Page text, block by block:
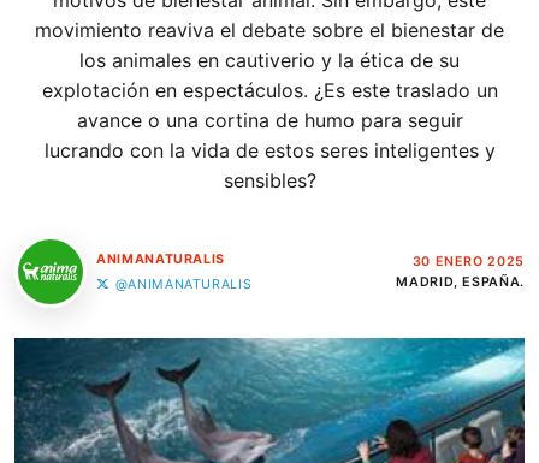
movimiento reaviva el debate sobre el bienestar de
los animales en cautiverio y la ética de su
explotación en espectáculos. ¿Es este traslado un
avance o una cortina de humo para seguir
lucrando con la vida de estos seres inteligentes y
sensibles?
ANIMANATURALIS
@ANIMANATURALIS
30 ENERO 2025
MADRID, ESPAÑA.